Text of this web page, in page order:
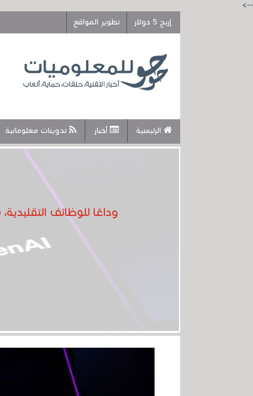
-->
إربح 5 دولار
تطوير المواقع
الرئيسية أخبار تدوينات معلوماتية
وداعًا للوظائف